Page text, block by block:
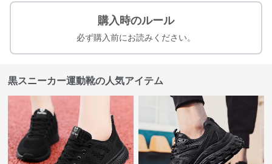
購入時のルール
必ず購入前にお読みください。
黒スニーカー運動靴の人気アイテム